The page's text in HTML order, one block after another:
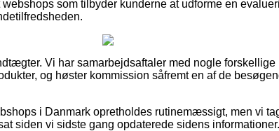
som tilbyder kunderne at udforme en
Vi har samarbejdsaftaler med nogle forskellige
og høster kommission såfremt en af de
i Danmark opretholdes rutinemæssigt, men vi
siden vi sidste gang opdaterede sidens informationer.